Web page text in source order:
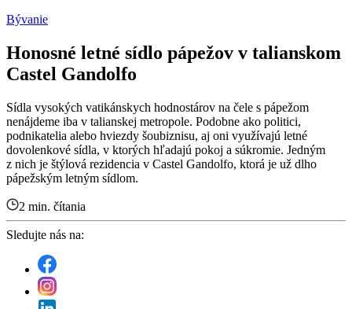
Bývanie
Honosné letné sídlo pápežov v talianskom
Castel Gandolfo
Sídla vysokých vatikánskych hodnostárov na čele s pápežom
nenájdeme iba v talianskej metropole. Podobne ako politici,
podnikatelia alebo hviezdy šoubiznisu, aj oni využívajú letné
dovolenkové sídla, v ktorých hľadajú pokoj a súkromie. Jedným
z nich je štýlová rezidencia v Castel Gandolfo, ktorá je už dlho
pápežským letným sídlom.
2 min. čítania
Sledujte nás na: